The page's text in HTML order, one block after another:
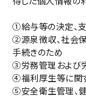
①給与等の決定、
②源泉徴収、社会
手続きのため
③労務管理および
④福利厚生等に関
⑤安全衛生管理、